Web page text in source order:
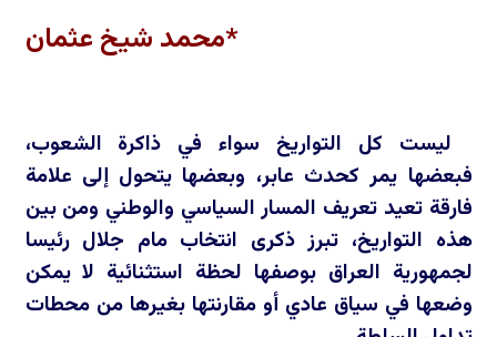
*محمد شيخ عثمان
ليست كل التواريخ سواء في ذاكرة الشعوب،
فبعضها يمر كحدث عابر، وبعضها يتحول إلى علامة
فارقة تعيد تعريف المسار السياسي والوطني ومن بين
هذه التواريخ، تبرز ذكرى انتخاب مام جلال رئيسا
لجمهورية العراق بوصفها لحظة استثنائية لا يمكن
وضعها في سياق عادي أو مقارنتها بغيرها من محطات